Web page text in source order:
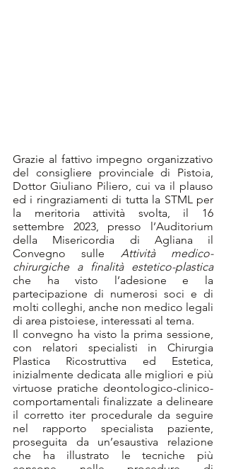
Grazie al fattivo impegno organizzativo
del consigliere provinciale di Pistoia,
Dottor Giuliano Piliero, cui va il plauso
ed i ringraziamenti di tutta la STML per
la meritoria attività svolta, il 16
settembre 2023, presso l’Auditorium
della Misericordia di Agliana il
Convegno sulle Attività medico-
chirurgiche a finalità estetico-plastica
che ha visto l’adesione e la
partecipazione di numerosi soci e di
molti colleghi, anche non medico legali
di area pistoiese, interessati al tema.
Il convegno ha visto la prima sessione,
con relatori specialisti in Chirurgia
Plastica Ricostruttiva ed Estetica,
inizialmente dedicata alle migliori e più
virtuose pratiche deontologico-clinico-
comportamentali finalizzate a delineare
il corretto iter procedurale da seguire
nel rapporto specialista paziente,
proseguita da un’esaustiva relazione
che ha illustrato le tecniche più